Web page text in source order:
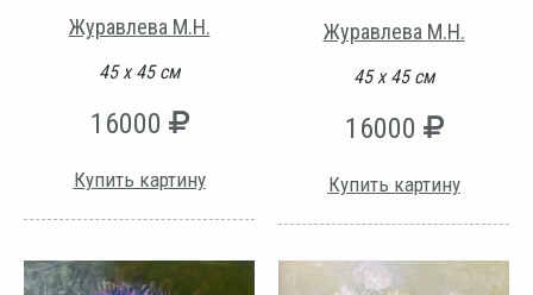
Журавлева М.Н.
45 х 45 см
16000
Купить картину
Журавлева М.Н.
45 х 45 см
16000
Купить картину